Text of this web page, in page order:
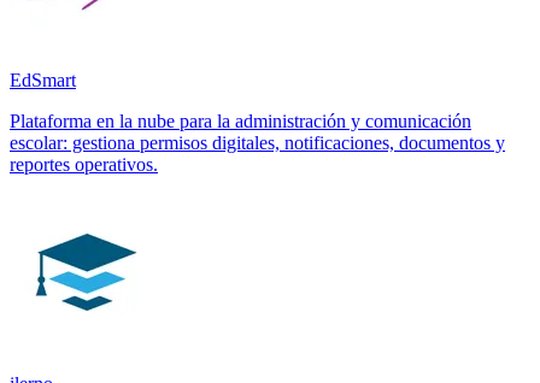
EdSmart
Plataforma en la nube para la administración y comunicación
escolar: gestiona permisos digitales, notificaciones, documentos y
reportes operativos.